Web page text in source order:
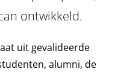
ontwikkeld.
uit gevalideerde
alumni, de